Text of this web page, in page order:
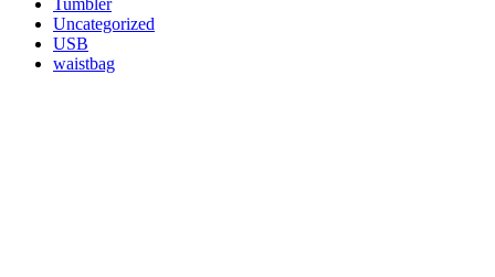
Tumbler
Uncategorized
USB
waistbag